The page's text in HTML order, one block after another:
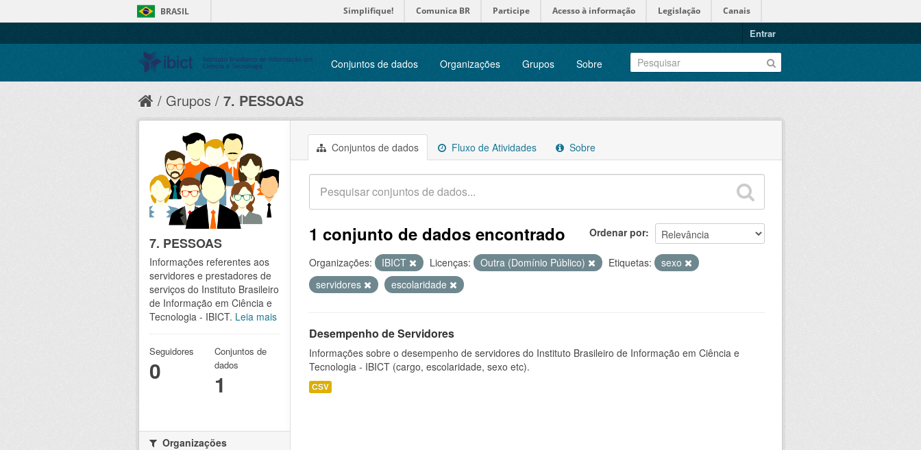
BRASIL Simplifique! Comunica BR Participe Acesso à informação Legislação Canais
Entrar
Conjuntos de dados Organizações Grupos Sobre
Grupos 7. PESSOAS
Conjuntos de dados Fluxo de Atividades Sobre
Ordenar por
1 conjunto de dados encontrado
Organizações: IBICT Licenças: Outra (Domínio Público) Etiquetas:
sexo
servidores
escolaridade
Desempenho de Servidores
Informações sobre o desempenho de servidores do Instituto Brasileiro de Informação em Ciência e
Tecnologia - IBICT (cargo, escolaridade, sexo etc).
CSV
7. PESSOAS
Informações referentes aos
servidores e prestadores de
serviços do Instituto Brasileiro
de Informação em Ciência e
Tecnologia - IBICT. Leia mais
Seguidores
0
Conjuntos de
dados
1
Organizações